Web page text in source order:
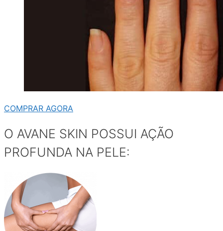
COMPRAR AGORA
O AVANE SKIN POSSUI AÇÃO
PROFUNDA NA PELE: